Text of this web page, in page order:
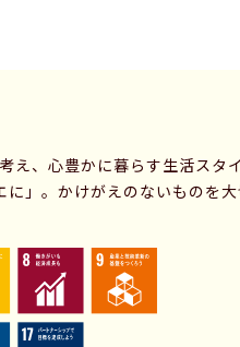
え、心豊かに暮らす生活スタ
」。かけがえのないものを大